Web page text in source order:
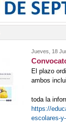
Jueves, 18
El plazo
ambos
toda la
https://
escolares-